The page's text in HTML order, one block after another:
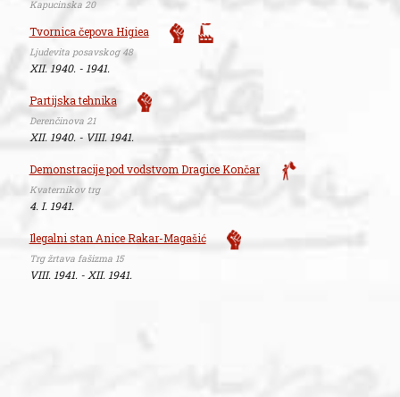
Kapucinska 20
Tvornica čepova Higiea
Ljudevita posavskog 48
XII. 1940. - 1941.
Partijska tehnika
Derenčinova 21
XII. 1940. - VIII. 1941.
Demonstracije pod vodstvom Dragice Končar
Kvaternikov trg
4. I. 1941.
Ilegalni stan Anice Rakar-Magašić
Trg žrtava fašizma 15
VIII. 1941. - XII. 1941.